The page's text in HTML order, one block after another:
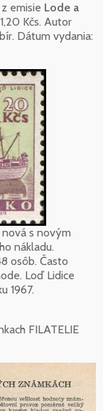
emisie Lode a
Kčs. Autor
Dátum vydania:
s novým
nákladu.
osôb. Často
Loď Lidice
1967.
FILATELIE